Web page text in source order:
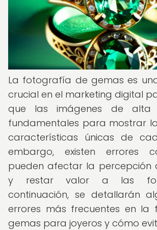
La fotografía de gemas es
crucial en el marketing digital
que las imágenes de alta
fundamentales para mostrar
características únicas de
embargo, existen errores
pueden afectar la percepción
y restar valor a las
continuación, se detallarán
errores más frecuentes en la
gemas para joyeros y cómo